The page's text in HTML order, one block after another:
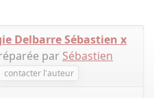
Delbarre Sébastien x
par Sébastien
contacter l'auteur